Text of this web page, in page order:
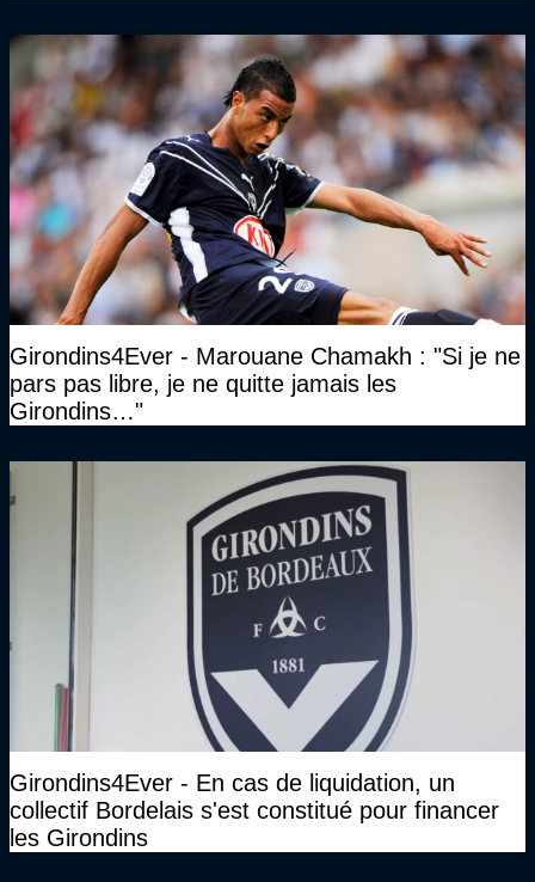
Girondins4Ever - Marouane Chamakh : "Si je ne
pars pas libre, je ne quitte jamais les
Girondins…"
Girondins4Ever - En cas de liquidation, un
collectif Bordelais s'est constitué pour financer
les Girondins